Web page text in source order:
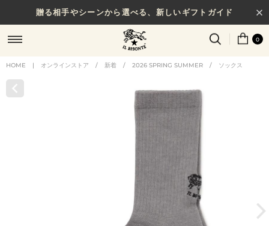
贈る相手やシーンから選べる、新しいギフトガイド
0
HOME | オンラインストア / 新着 / 2026 SPRING SUMMER / ソックス